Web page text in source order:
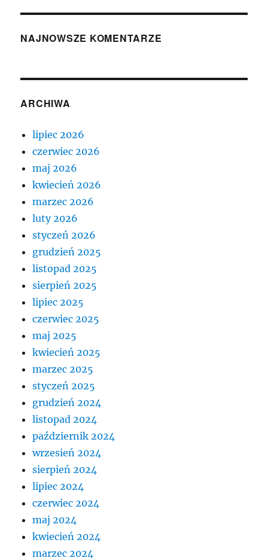
NAJNOWSZE KOMENTARZE
ARCHIWA
lipiec 2026
czerwiec 2026
maj 2026
kwiecień 2026
marzec 2026
luty 2026
styczeń 2026
grudzień 2025
listopad 2025
sierpień 2025
lipiec 2025
czerwiec 2025
maj 2025
kwiecień 2025
marzec 2025
styczeń 2025
grudzień 2024
listopad 2024
październik 2024
wrzesień 2024
sierpień 2024
lipiec 2024
czerwiec 2024
maj 2024
kwiecień 2024
marzec 2024